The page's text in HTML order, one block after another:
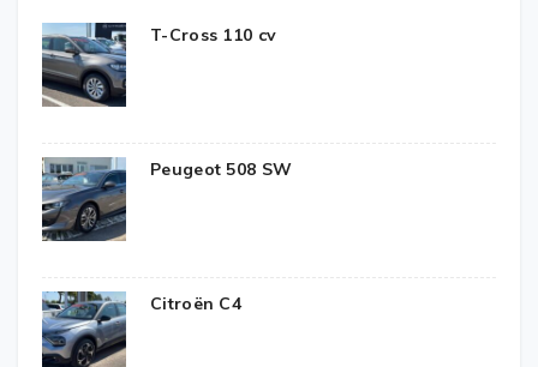
T-Cross 110 cv
Peugeot 508 SW
Citroën C4